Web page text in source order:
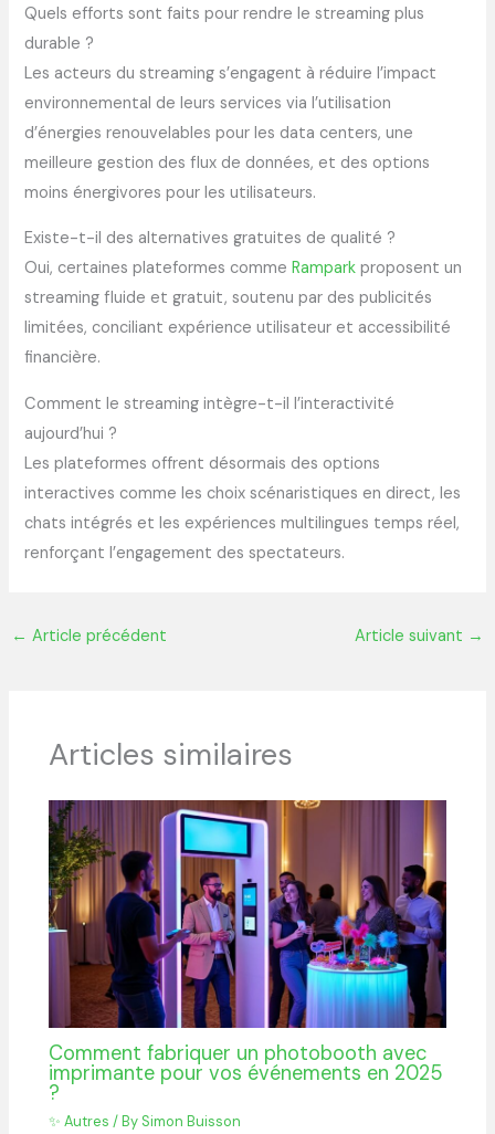
Quels efforts sont faits pour rendre le streaming plus
durable ?
Les acteurs du streaming s’engagent à réduire l’impact
environnemental de leurs services via l’utilisation
d’énergies renouvelables pour les data centers, une
meilleure gestion des flux de données, et des options
moins énergivores pour les utilisateurs.
Existe-t-il des alternatives gratuites de qualité ?
Oui, certaines plateformes commeRampark proposent un
streaming fluide et gratuit, soutenu par des publicités
limitées, conciliant expérience utilisateur et accessibilité
financière.
Comment le streaming intègre-t-il l’interactivité
aujourd’hui ?
Les plateformes offrent désormais des options
interactives comme les choix scénaristiques en direct, les
chats intégrés et les expériences multilingues temps réel,
renforçant l’engagement des spectateurs.
← Article précédent Article suivant →
Articles similaires
Comment fabriquer un photobooth avec
imprimante pour vos événements en 2025
?
✨ Autres / By Simon Buisson